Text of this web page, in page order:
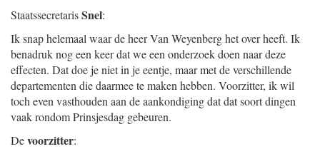
StaatssecretarisSnel:
Ik snap helemaal waar de heer Van Weyenberg het over heeft. Ik
benadruk nog een keer dat we een onderzoek doen naar deze
effecten. Dat doe je niet in je eentje, maar met de verschillende
departementen die daarmee te maken hebben. Voorzitter, ik wil
toch even vasthouden aan de aankondiging dat dat soort dingen
vaak rondom Prinsjesdag gebeuren.
Devoorzitter: